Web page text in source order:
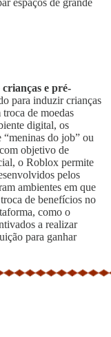
espaços de grande
e pré-
para induzir crianças
de moedas
digital, os
“meninas do job” ou
objetivo de
o Roblox permite
pelos
ambientes em que
de benefícios no
como o
a realizar
para ganhar